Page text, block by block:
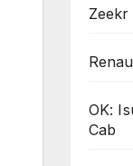
OK:
Cab